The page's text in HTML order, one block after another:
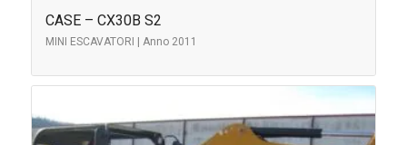
CASE – CX30B S2
MINI ESCAVATORI | Anno 2011